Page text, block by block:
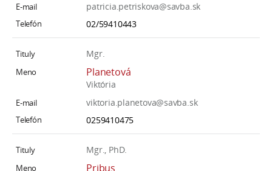
patricia.petriskova@savba.sk
02/59410443
Mgr.
Planetová
Viktória
viktoria.planetova@savba.sk
0259410475
Mgr., PhD.
Pribus